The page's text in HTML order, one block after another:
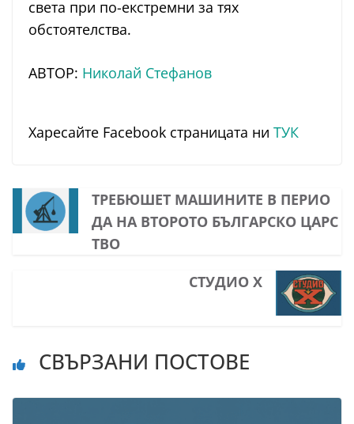
света при по-екстремни за тях
обстоятелства.
АВТОР: Николай Стефанов
Харесайте Facebook страницата ни ТУК
ТРЕБЮШЕТ МАШИНИТЕ В ПЕРИО
ДА НА ВТОРОТО БЪЛГАРСКО ЦАРС
ТВО
СТУДИО X
СВЪРЗАНИ ПОСТОВЕ